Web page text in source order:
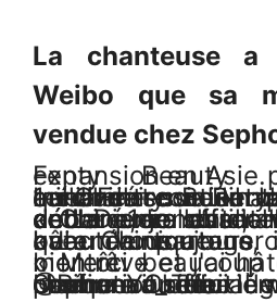
La chanteuse a
Weibo que sa
vendue chez
Fenty Beauty poursuit son expansion en Asie.
La chanteuse Rihanna, fondatrice milliardaire de la marque, a annoncé sur la plateforme de médias sociaux chinoise Weibo que Fenty Beauty serait lancée en Chine continentale à partir du 1er avril.
« Chine, je suis ravi de partager cette excellente nouvelle », a déclaré le chanteur d'Umbrella and Diamonds dans une vidéo : «
« La Chine a une culture si riche qui m'a toujours inspiré et j'ai hâte de partager Fenty Beauty avec vous tous, célébrant sa beauté unique.
« Merci beaucoup d'avoir réalisé mon rêve et j'ai hâte de vous voir bientôt. »
Une deuxième vidéo promotionnelle sur @Rihanna_official via Weibo et la chaîne YouTube de Fenty Beauty confirmait en légende que la marque serait vendue chez Sephora Chine.